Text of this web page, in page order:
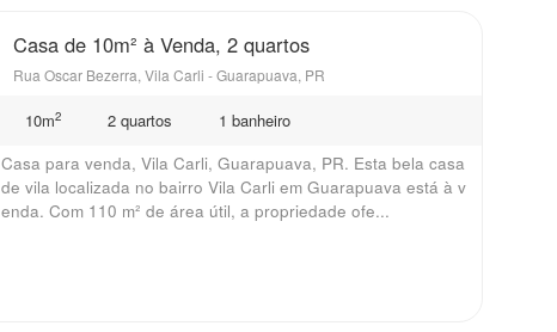
Casa de 10m² à Venda, 2 quartos
Rua Oscar Bezerra, Vila Carli - Guarapuava, PR
10m2 2 quartos
1 banheiro
Casa para venda, Vila Carli, Guarapuava, PR. Esta bela casa
de vila localizada no bairro Vila Carli em Guarapuava está à v
enda. Com 110 m² de área útil, a propriedade ofe...